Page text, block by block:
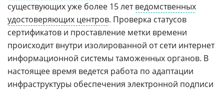
существующих уже более 15 летведомственных
удостоверяющих центров. Проверка статусов
сертификатов и проставление метки времени
происходит внутри изолированной от сети интернет
информационной системы таможенных органов. В
настоящее время ведется работа по адаптации
инфраструктуры обеспечения электронной подписи